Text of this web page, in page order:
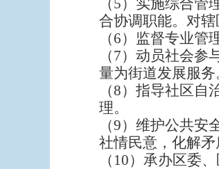
（5）实施综合
合协调职能。对
（6）监督专业
（7）动员社会
量为街道发展服务
（8）指导社区
理。
（9）维护公共
社情民意，化解矛
（10）承办区委